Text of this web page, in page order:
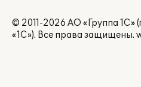
© 2011-2026 АО «Группа
«1С»). Все права защищены.